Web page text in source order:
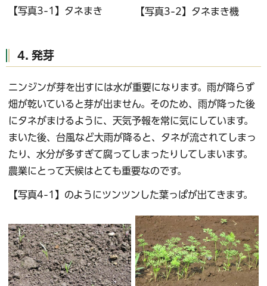
【写真3-1】タネまき 【写真3-2】タネまき機
4. 発芽
ニンジンが芽を出すには水が重要になります。雨が降らず
畑が乾いていると芽が出ません。そのため、雨が降った後
にタネがまけるように、天気予報を常に気にしています。
まいた後、台風など大雨が降ると、タネが流されてしまっ
たり、水分が多すぎて腐ってしまったりしてしまいます。
農業にとって天候はとても重要なのです。
【写真4-1】のようにツンツンした葉っぱが出てきます。